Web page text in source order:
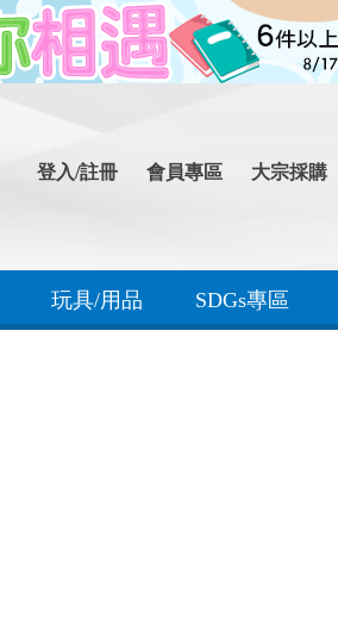
登入/註冊 會員專區 大宗採購
玩具/用品 SDGs專區